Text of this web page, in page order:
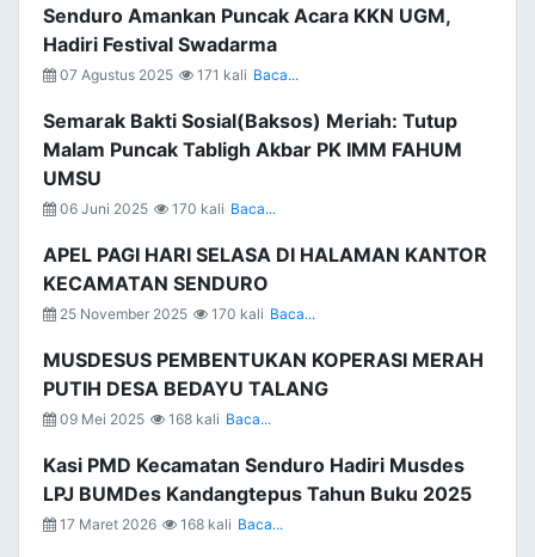
Senduro Amankan Puncak Acara KKN UGM,
Hadiri Festival Swadarma
07 Agustus 2025 171 kali Baca...
Semarak Bakti Sosial(Baksos) Meriah: Tutup
Malam Puncak Tabligh Akbar PK IMM FAHUM
UMSU
06 Juni 2025 170 kali Baca...
APEL PAGI HARI SELASA DI HALAMAN KANTOR
KECAMATAN SENDURO
25 November 2025 170 kali Baca...
MUSDESUS PEMBENTUKAN KOPERASI MERAH
PUTIH DESA BEDAYU TALANG
09 Mei 2025 168 kali Baca...
Kasi PMD Kecamatan Senduro Hadiri Musdes
LPJ BUMDes Kandangtepus Tahun Buku 2025
17 Maret 2026 168 kali Baca...